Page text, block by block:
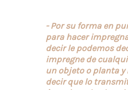
- Por su forma en
para hacer
decir le podemos
impregne de
un objeto o planta y
decir que lo